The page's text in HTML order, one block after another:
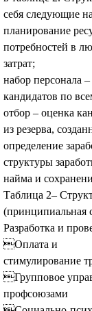
себя следующие
планирование
потребностей в
затрат;
набор персонала
кандидатов по
отбор – оценка
из резерва,
определение
структуры
найма и
Таблица 2–
(принципиальная
Разработка и
Оплата и
стимулирование
Групповое
профсоюзами